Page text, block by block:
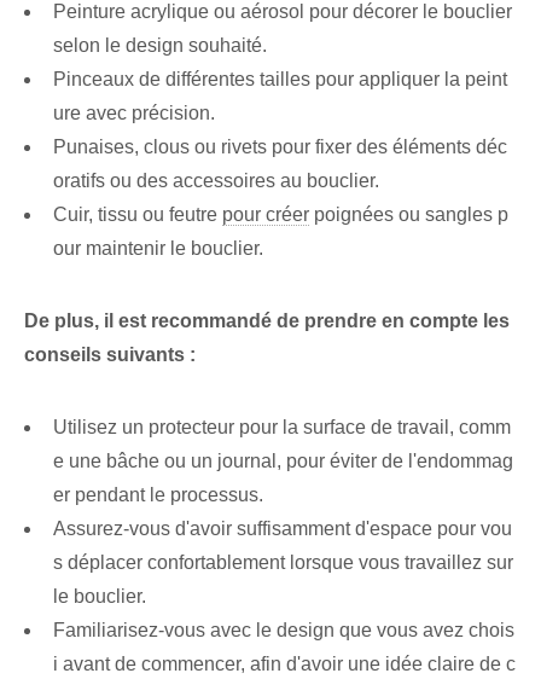
Peinture acrylique ou aérosol pour décorer le bouclier
selon le design souhaité.
Pinceaux de différentes tailles pour appliquer la peint
ure avec précision.
Punaises, clous ou rivets pour fixer des éléments déc
oratifs ou des accessoires au bouclier.
Cuir, tissu ou feutre pour créer poignées ou sangles p
our maintenir le bouclier.
De plus, il est recommandé de prendre en compte les
conseils suivants :
Utilisez un protecteur pour la surface de travail, comm
e une bâche ou un journal, pour éviter de l'endommag
er pendant le processus.
Assurez-vous d'avoir suffisamment d'espace pour vou
s déplacer confortablement lorsque vous travaillez sur
le bouclier.
Familiarisez-vous avec le design que vous avez chois
i avant de commencer, afin d'avoir une idée claire de c